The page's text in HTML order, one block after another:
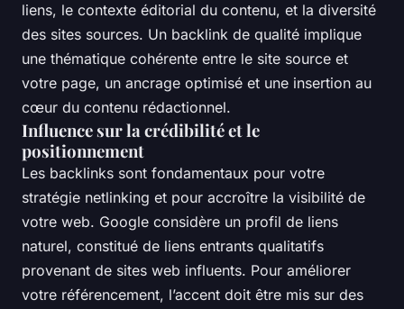
liens, le contexte éditorial du contenu, et la diversité
des sites sources. Un backlink de qualité implique
une thématique cohérente entre le site source et
votre page, un ancrage optimisé et une insertion au
cœur du contenu rédactionnel.
Influence sur la crédibilité et le
positionnement
Les backlinks sont fondamentaux pour votre
stratégie netlinking et pour accroître la visibilité de
votre web. Google considère un profil de liens
naturel, constitué de liens entrants qualitatifs
provenant de sites web influents. Pour améliorer
votre référencement, l’accent doit être mis sur des